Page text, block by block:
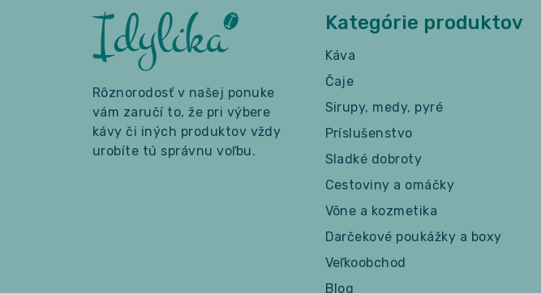
Rôznorodosť v našej ponuke
vám zaručí to, že pri výbere
kávy či iných produktov vždy
urobíte tú správnu voľbu.
Kategórie produktov
Káva
Čaje
Sirupy, medy, pyré
Príslušenstvo
Sladké dobroty
Cestoviny a omáčky
Vône a kozmetika
Darčekové poukážky a boxy
Veľkoobchod
Blog